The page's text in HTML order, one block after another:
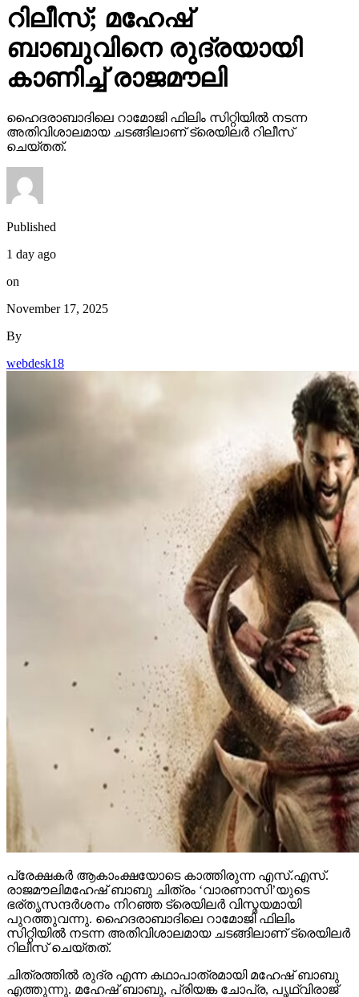
റിലീസ്; മഹേഷ്
ബാബുവിനെ രുദ്രയായി
കാണിച്ച് രാജമൗലി
ഹൈദരാബാദിലെ റാമോജി ഫിലിം സിറ്റിയില്‍ നടന്ന
അതിവിശാലമായ ചടങ്ങിലാണ് ട്രെയിലര്‍ റിലീസ്
ചെയ്തത്.
Published
1 day ago
on
November 17, 2025
By
webdesk18
പ്രേക്ഷകര്‍ ആകാംക്ഷയോടെ കാത്തിരുന്ന എസ്.എസ്.
രാജമൗലിമഹേഷ് ബാബു ചിത്രം ‘വാരണാസി’യുടെ
ഭര്തൃസന്ദര്‍ശനം നിറഞ്ഞ ട്രെയിലര്‍ വിസ്മയമായി
പുറത്തുവന്നു. ഹൈദരാബാദിലെ റാമോജി ഫിലിം
സിറ്റിയില്‍ നടന്ന അതിവിശാലമായ ചടങ്ങിലാണ് ട്രെയിലര്‍
റിലീസ് ചെയ്തത്.
ചിത്രത്തില്‍ രുദ്ര എന്ന കഥാപാത്രമായി മഹേഷ് ബാബു
എത്തുന്നു. മഹേഷ് ബാബു, പ്രിയങ്ക ചോപ്ര, പൃഥ്വിരാജ്